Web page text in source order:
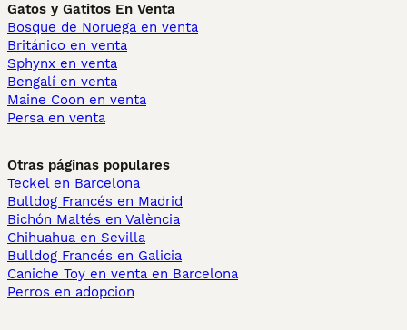
Gatos y Gatitos En Venta
Bosque de Noruega en venta
Británico en venta
Sphynx en venta
Bengalí en venta
Maine Coon en venta
Persa en venta
Otras páginas populares
Teckel en Barcelona
Bulldog Francés en Madrid
Bichón Maltés en València
Chihuahua en Sevilla
Bulldog Francés en Galicia
Caniche Toy en venta en Barcelona
Perros en adopcion